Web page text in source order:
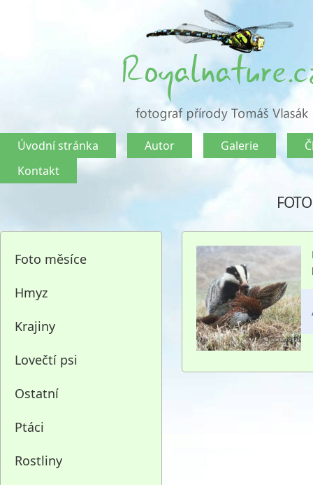
Úvodní stránka Autor Galerie
Kontakt
Foto měsíce
Hmyz
Krajiny
Lovečtí psi
Ostatní
Ptáci
Rostliny